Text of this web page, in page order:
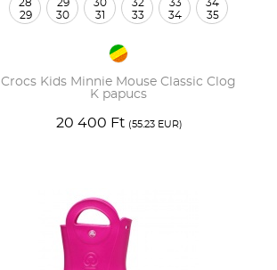
Crocs Kids Minnie Mouse Classic Clog
K papucs
20 400 Ft (55.23 EUR)
28
29
29
30
30
31
32
33
33
34
34
35